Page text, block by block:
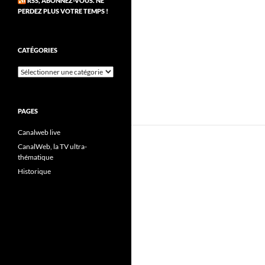
PERDEZ PLUS VOTRE TEMPS !
CATÉGORIES
Catégories
PAGES
Canalweb live
CanalWeb, la TV ultra-
thématique
Historique